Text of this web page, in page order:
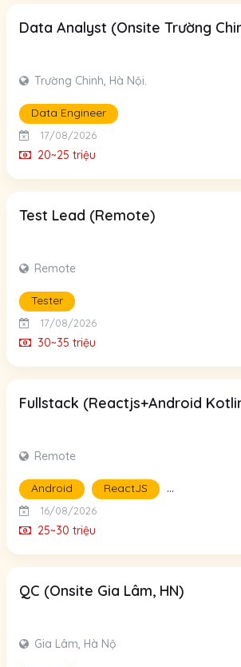
Data Analyst (Onsite Trường
Trường Chinh, Hà Nội.
Data Engineer
17/08/2026
20~25 triệu
Test Lead (Remote)
Remote
Tester
17/08/2026
30~35 triệu
Fullstack (Reactjs+Android
Remote
Android ReactJS ...
16/08/2026
25~30 triệu
QC (Onsite Gia Lâm, HN)
Gia Lâm, Hà Nộ